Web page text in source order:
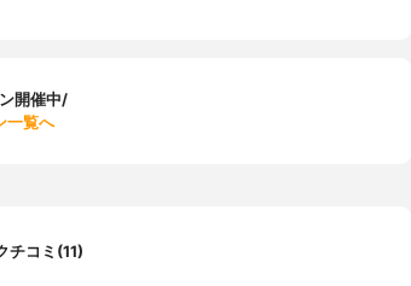
開催中/
一覧へ
チコミ(11)